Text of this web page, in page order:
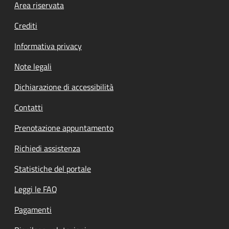
Footer menu
Area riservata
Crediti
Informativa privacy
Note legali
Dichiarazione di accessibilità
Contatti
Prenotazione appuntamento
Richiedi assistenza
Statistiche del portale
Leggi le FAQ
Pagamenti